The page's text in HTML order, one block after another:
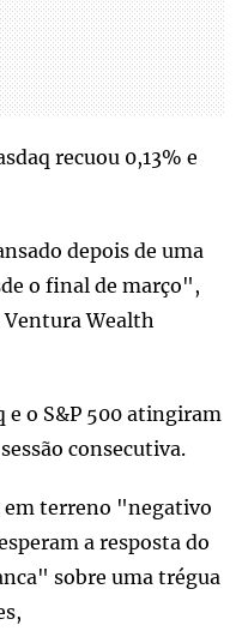
recuou 0,13% e
depois de uma
o final de março",
Ventura Wealth
e o S&P 500 atingiram
consecutiva.
terreno "negativo
a resposta do
sobre uma trégua